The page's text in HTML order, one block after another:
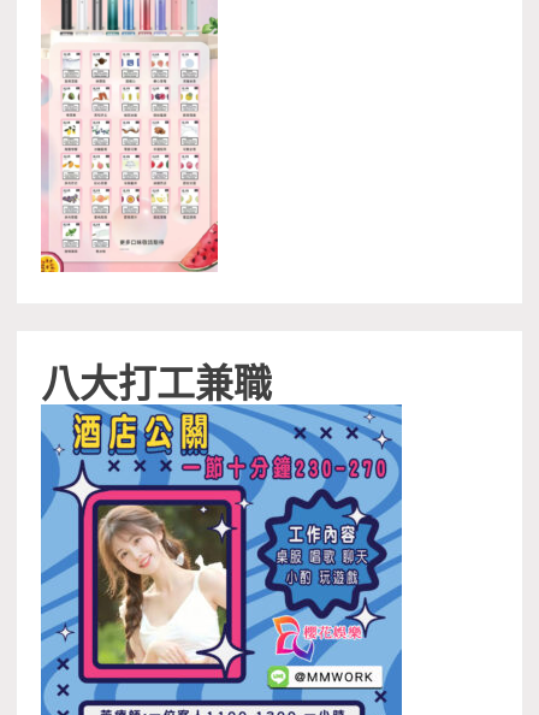
八大打工兼職